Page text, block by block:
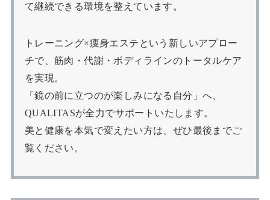
て継続できる環境を整えています。
トレーニング×痩身エステという新しいアプロー
チで、筋肉・代謝・ボディラインのトータルケア
を実現。
「鏡の前に立つのが楽しみになる自分」へ、
QUALITASが全力でサポートいたします。
美と健康を本気で変えたい方は、ぜひ最後までご
覧ください。